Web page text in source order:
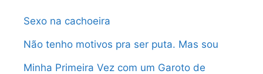
Sexo na cachoeira
Não tenho motivos pra ser puta. Mas sou
Minha Primeira Vez com um Garoto de